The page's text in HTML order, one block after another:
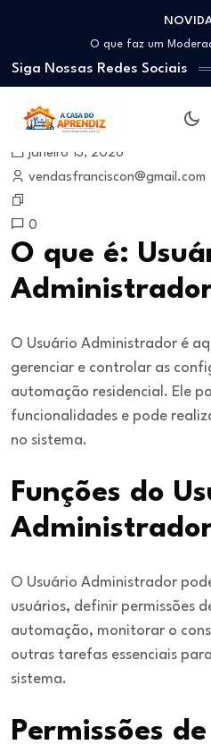
Como trabalhar como
O que faz um
Como ser um Afiliado de
Como dar Aulas
Profissão Instalador Solar:
Como trabalhar como
O que faz um
Como ser um Afiliado de
Siga Nossas Redes Sociais
janeiro 13, 2026
vendasfranciscon@gmail.com
0
O que é:
O Usuário Administrador é
gerenciar e controlar as
automação residencial. Ele
funcionalidades e pode
no sistema.
Funções do
O Usuário Administrador
usuários, definir permissões
automação, monitorar o
outras tarefas essenciais
sistema.
Permissões